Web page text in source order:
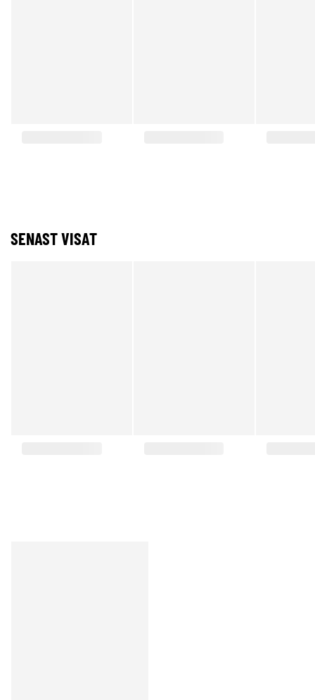
SENAST VISAT